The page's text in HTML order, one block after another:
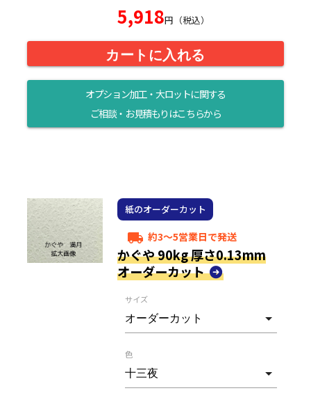
5,918円（税込）
カートに入れる
オプション加工・大ロットに関する
ご相談・お見積もりはこちらから
紙のオーダーカット
local_shipping 約3～5営業日で発送
かぐや 90kg 厚さ0.13mm
オーダーカット
サイズ
色